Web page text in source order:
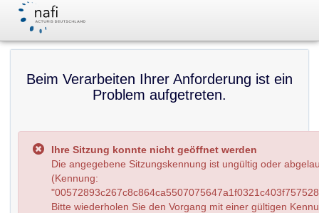
Beim Verarbeiten Ihrer Anforderung ist ein
Problem aufgetreten.
Ihre Sitzung konnte nicht geöffnet werden
Die angegebene Sitzungskennung ist ungültig oder
(Kennung:
Bitte wiederholen Sie den Vorgang mit einer gültigen